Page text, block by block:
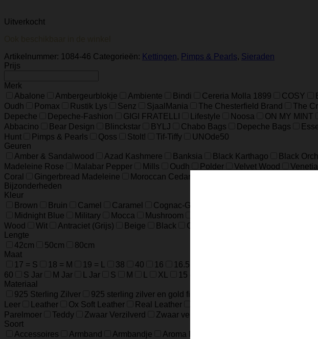
Uitverkocht
Artikelnummer: 1084-46 Categorieën: Kettingen, Pimps & Pearls, Sieraden
Prijs
Merk
Abalone
Ambergeurblokje Ambiente Bindi Cereria Molla 1899 COSY
Oudh
Pomax Rustik Lys Senz SjaalMania The Chesterfield Brand The
Depeche
Depeche-Fashion GIGI FRATELLI Lifestyle Noosa ON MY MINT
Abbacino
Bear Design Blinckstar BYLJ Chabo Bags Depeche Bags
Hunt
Pimps & Pearls Qoss Stolt! Tif-Tiffy
UNOde50
Geuren
Amber & Sandalwood
Azad Kashmere Banksia Black Karthago Black
Madeleine Rose
Malabar Pepper Mills Oudh Polder Velvet Wood
Coral
Gingerbread Madeleine Moroccan Cedar
Bijzonderheden
Kleur
Brown
Bruin Camel Caramel Cognac-Groen-Rood
Midnight Blue
Military Mocca Mushroom
Wood
Wit Antraciet (Grijs) Beige Black Champagne
Lengte
42cm
50cm
80cm
Maat
17 = S
18 = M 19 = L 38 40 16 16.5
60
S Jar M Jar L Jar S M XL
15 cm / 5.9 inch
Materiaal
925 Sterling Zilver
925 sterling zilver en gold filled
Leer
Leather Ox Soft Leather Real Leather
Parelmoer
Teddy Zwaar Verzilverd
Zwaar verzilverd (15 micron)
Soort
Accessoires
Armband Armbandje Aroma Diffuser